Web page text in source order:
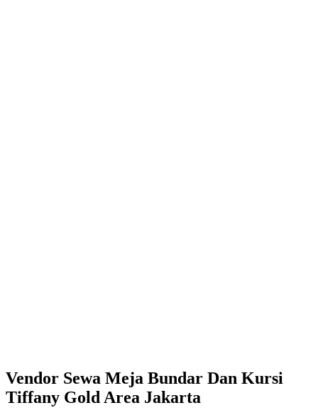
Vendor Sewa Meja Bundar Dan Kursi
Tiffany Gold Area Jakarta